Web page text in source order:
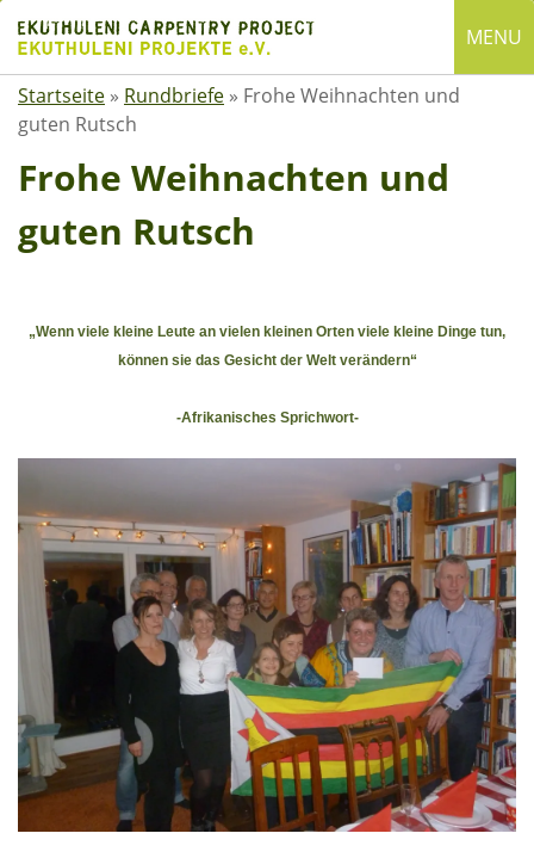
content
MENU
English
Deutsch
SUCHE
Suchen
Spenden
Rechenschaftsberichte
Kontakt I Infos zum Download
EKUTHULENI ZIMBABWE
Ausbildung in Ekuthuleni
Berichte aus Gumtree
INFORMATIONEN
Startseite » Rundbriefe » Frohe Weihnachten und
guten Rutsch
Frohe Weihnachten und
guten Rutsch
„Wenn viele kleine Leute an vielen kleinen Orten viele kleine Dinge tun,
können sie das Gesicht der Welt verändern“
-Afrikanisches Sprichwort-